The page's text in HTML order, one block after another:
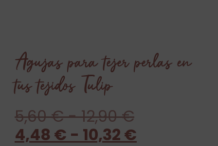
Agujas para tejer perlas en
tus tejidos Tulip
5,60€ - 12,90€
4,48 € - 10,32 €